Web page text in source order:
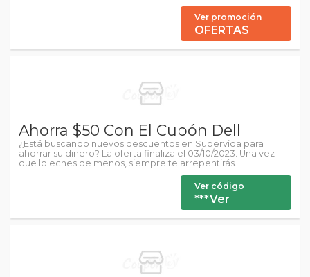
Ver promoción
OFERTAS
Ahorra $50 Con El Cupón Dell
¿Está buscando nuevos descuentos en Supervida para
ahorrar su dinero? La oferta finaliza el 03/10/2023. Una vez
que lo eches de menos, siempre te arrepentirás.
Ver código
***Ver